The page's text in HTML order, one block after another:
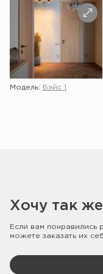
Модель: Бэйс 1
Хочу так же
Если вам понравились
можете заказать их